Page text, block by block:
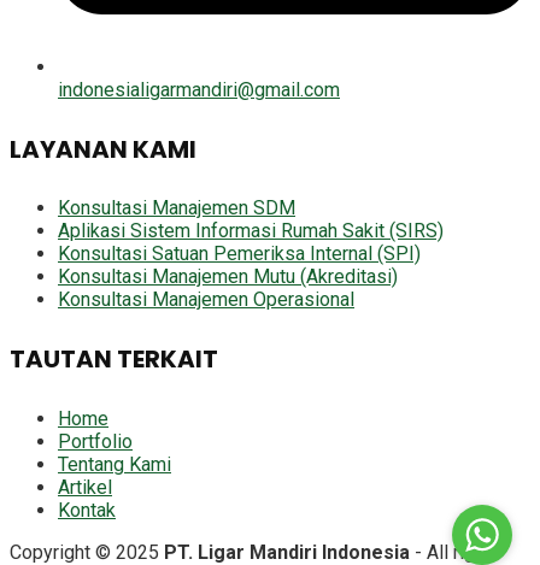
indonesialigarmandiri@gmail.com
LAYANAN KAMI
Konsultasi Manajemen SDM
Aplikasi Sistem Informasi Rumah Sakit (SIRS)
Konsultasi Satuan Pemeriksa Internal (SPI)
Konsultasi Manajemen Mutu (Akreditasi)
Konsultasi Manajemen Operasional
TAUTAN TERKAIT
Home
Portfolio
Tentang Kami
Artikel
Kontak
Copyright © 2025 PT. Ligar Mandiri Indonesia - All right